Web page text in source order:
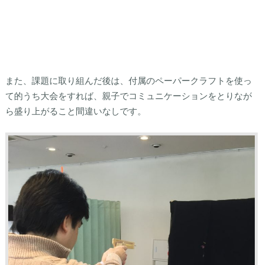
また、課題に取り組んだ後は、付属のペーパークラフトを使っ
て的うち大会をすれば、親子でコミュニケーションをとりなが
ら盛り上がること間違いなしです。